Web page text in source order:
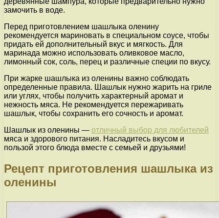
замочить в воде.
Перед приготовлением шашлыка оленину
рекомендуется мариновать в специальном соусе, чтобы
придать ей дополнительный вкус и мягкость. Для
маринада можно использовать оливковое масло,
лимонный сок, соль, перец и различные специи по вкусу.
При жарке шашлыка из оленины важно соблюдать
определенные правила. Шашлык нужно жарить на гриле
или углях, чтобы получить характерный аромат и
нежность мяса. Не рекомендуется пережаривать
шашлык, чтобы сохранить его сочность и аромат.
Шашлык из оленины — отличный выбор для любителей
мяса и здорового питания. Насладитесь вкусом и
пользой этого блюда вместе с семьей и друзьями!
Рецепт приготовления шашлыка из
оленины